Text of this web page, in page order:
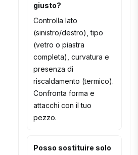
giusto?
Controlla lato
(sinistro/destro), tipo
(vetro o piastra
completa), curvatura e
presenza di
riscaldamento (termico).
Confronta forma e
attacchi con il tuo
pezzo.
Posso sostituire solo